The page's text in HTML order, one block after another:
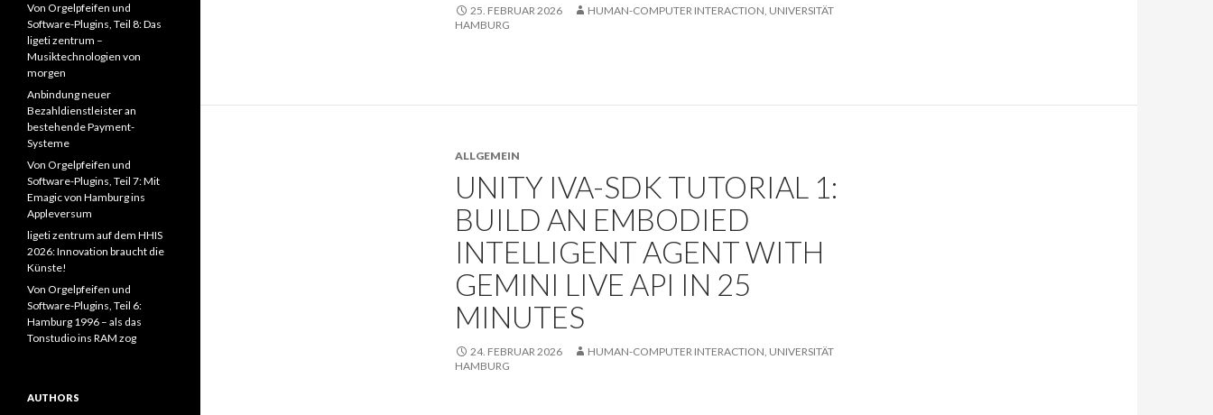
25. FEBRUAR 2026
HUMAN-COMPUTER INTERACTION, UNIVERSITÄT
HAMBURG
ALLGEMEIN
UNITY IVA-SDK TUTORIAL 1:
BUILD AN EMBODIED
INTELLIGENT AGENT WITH
GEMINI LIVE API IN 25
MINUTES
24. FEBRUAR 2026
HUMAN-COMPUTER INTERACTION, UNIVERSITÄT
HAMBURG
Von Orgelpfeifen und
Software-Plugins, Teil 8: Das
ligeti zentrum –
Musiktechnologien von
morgen
Anbindung neuer
Bezahldienstleister an
bestehende Payment-
Systeme
Von Orgelpfeifen und
Software-Plugins, Teil 7: Mit
Emagic von Hamburg ins
Appleversum
ligeti zentrum auf dem HHIS
2026: Innovation braucht die
Künste!
Von Orgelpfeifen und
Software-Plugins, Teil 6:
Hamburg 1996 – als das
Tonstudio ins RAM zog
AUTHORS